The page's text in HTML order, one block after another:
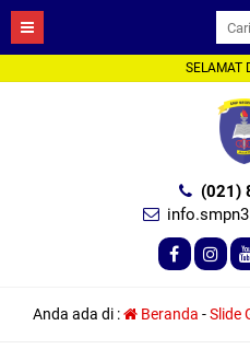
SELAMAT
(021)
Anda ada di : Beranda -Slide